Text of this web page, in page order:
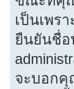
เป็นเพร
ยืนยันชื่อ
จะบอกคุ